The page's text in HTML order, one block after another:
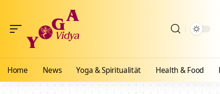
Home News Yoga & Spiritualität Health & Food